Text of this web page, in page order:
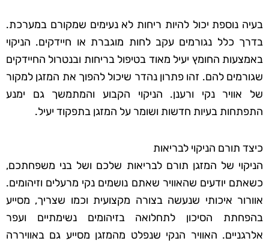
בעיה נוספת יכול להיות ריחות לא נעימים שמקורם במערכת.
בדרך כלל נגורמים עקב לחות מוגברת או חיידקים. הניקוי
באמצעות החומץ יעיל מאוד בטיפול בריחות ובנטרול החיידקים
שגורמים להם. זהו פתרון נהדר שיכול להפוך את המזגן למקור
של אוויר נקי ורענן. הניקוי הקבוע והמתמשך גם ימנע
התפתחות בעיות חדשות ושומר על המזגן בתפקוד יעיל.
כיצד תורם הניקוי לבריאות
הניקוי של המזגן תורם לבריאות שלכם ושל בני משפחתכם,
כשאתם יודעים שהאוויר שאתם נושמים נקי מרעלים וזיהומים.
אוורור איכותי שנעשה בצורה מקצועית וכמו שצריך, מסייע
בהפחתת הסיכון לתחלואה בזיהומים נשימתיים ועפר
אלרגניים. האוויר הנקי שנפלט מהמזגן מסייע גם באוויררה